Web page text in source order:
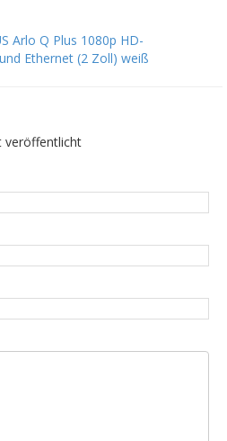
Arlo Q Plus 1080p HD-
Ethernet (2 Zoll) weiß
veröffentlicht